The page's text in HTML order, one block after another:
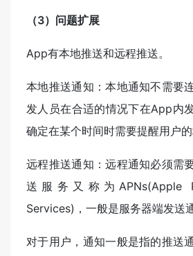
（3）问题扩展
App有本地推送和远程推送。
本地推送通知：本地通知不需要
发人员在合适的情况下在App内
确定在某个时间时需要提醒用户的
远程推送通知：远程通知必须需
送服务又称为APNs(Apple
Services)，一般是服务器端发送通
对于用户，通知一般是指的推送